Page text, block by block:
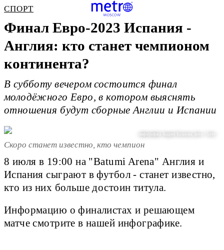
СПОРТ
Финал Евро-2023 Испания -
Англия: кто станет чемпионом
континента?
В субботу вечером состоится финал
молодёжного Евро, в котором выяснять
отношения будут сборные Англии и Испании
инфографика Андрея Казакова, фото - Getty
Скоро станет известно, кто чемпион
8 июля в 19:00 на "Batumi Arena" Англия и
Испания сыграют в футбол - станет известно,
кто из них больше достоин титула.
Информацию о финалистах и решающем
матче смотрите в нашей инфографике.